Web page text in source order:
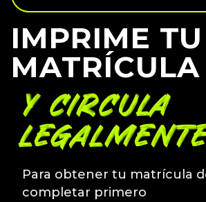
IMPRIME TU
MATRÍCULA
Y CIRCULA
Para obtener tu matrícula
completar primero